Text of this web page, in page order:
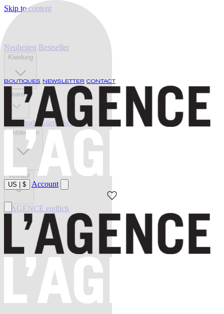
Skip to content
BOUTIQUES NEWSLETTER CONTACT
US $ Account
Neuheiten Bestseller
Kleidung
Jeans
Bademode Gürtel Schuhe
Entdecken
Verkauf
L'AGENCE endlich